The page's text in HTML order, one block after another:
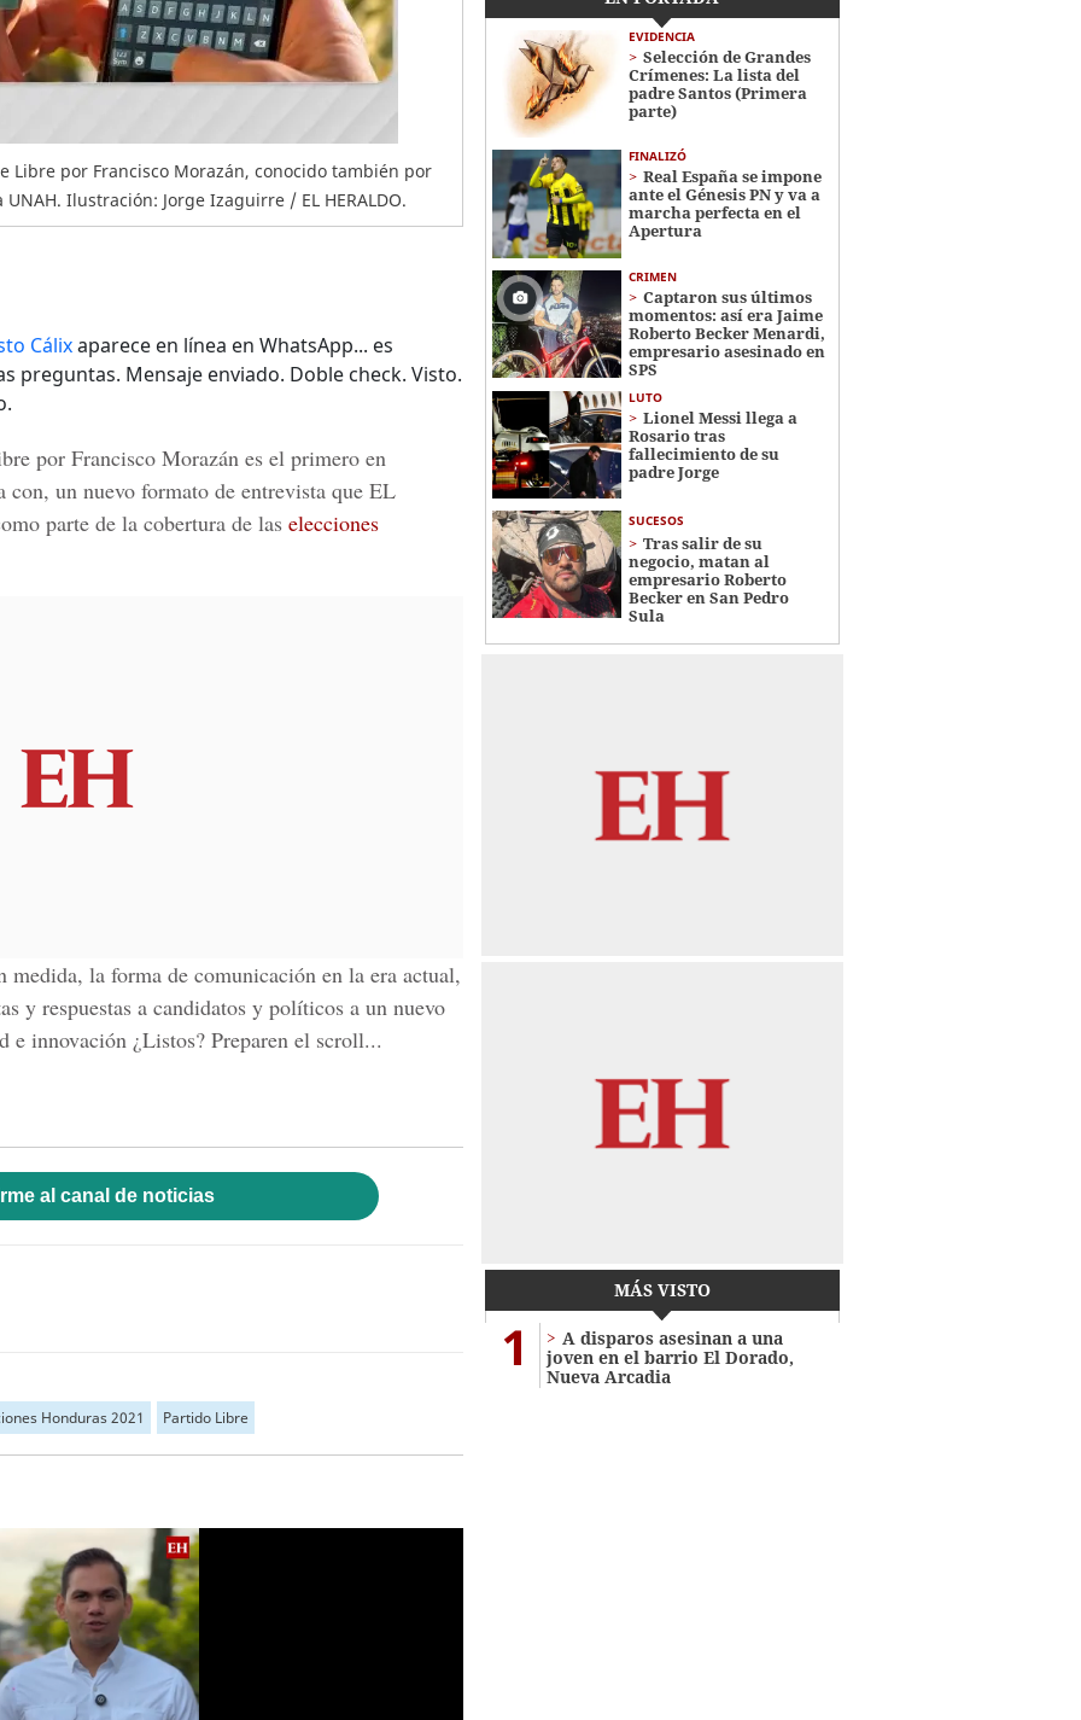
Libre por Francisco Morazán, conocido también por
Ilustración: Jorge Izaguirre / EL HERALDO.
Cálixaparece en línea en WhatsApp... es
preguntas. Mensaje enviado. Doble check. Visto.
por Francisco Morazán es el primero en
con, un nuevo formato de entrevista que EL
parte de la cobertura de las elecciones
la forma de comunicación en la era actual,
y respuestas a candidatos y políticos a un nuevo
e innovación ¿Listos? Preparen el scroll...
al canal de noticias
Honduras 2021 Partido Libre
EVIDENCIA
Selección de Grandes
Crímenes: La lista del
padre Santos (Primera
parte)
FINALIZÓ
Real España se impone
ante el Génesis PN y va a
marcha perfecta en el
Apertura
CRIMEN
Captaron sus últimos
momentos: así era Jaime
Roberto Becker Menardi​​​,
empresario asesinado en
SPS
LUTO
Lionel Messi llega a
Rosario tras
fallecimiento de su
padre Jorge
SUCESOS
Tras salir de su
negocio, matan al
empresario Roberto
Becker en San Pedro
Sula
MÁS VISTO
1
A disparos asesinan a una
joven en el barrio El Dorado,
Nueva Arcadia